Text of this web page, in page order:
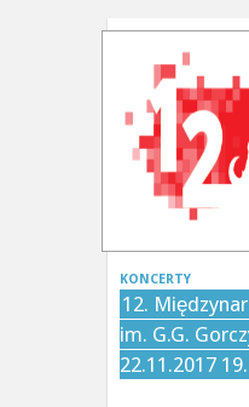
KONCERTY
12.
im. G.G.
22.11.2017